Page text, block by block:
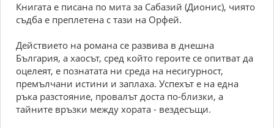
Книгата е писана по мита за Сабазий (Дионис), чиято
съдба е преплетена с тази на Орфей.
Действието на романа се развива в днешна
България, а хаосът, сред който героите се опитват да
оцелеят, е познатата ни среда на несигурност,
премълчани истини и заплаха. Успехът е на една
ръка разстояние, провалът доста по-близки, а
тайните връзки между хората - вездесъщи.